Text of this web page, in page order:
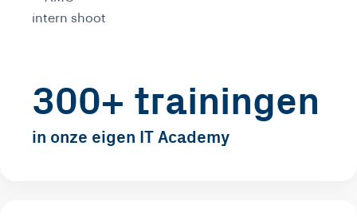
300+ trainingen
in onze eigen IT Academy